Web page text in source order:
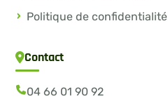
Politique de confidentialité
Contact
04 66 01 90 92